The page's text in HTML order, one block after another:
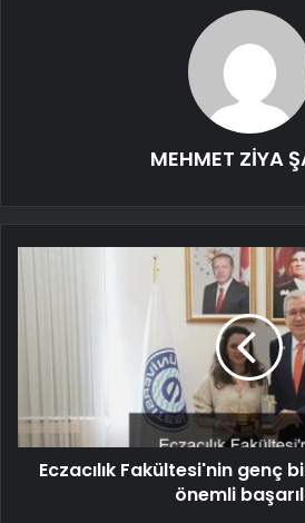
MEHMET ZİYA
Eczacılık Fakültesi'nin genç
önemli